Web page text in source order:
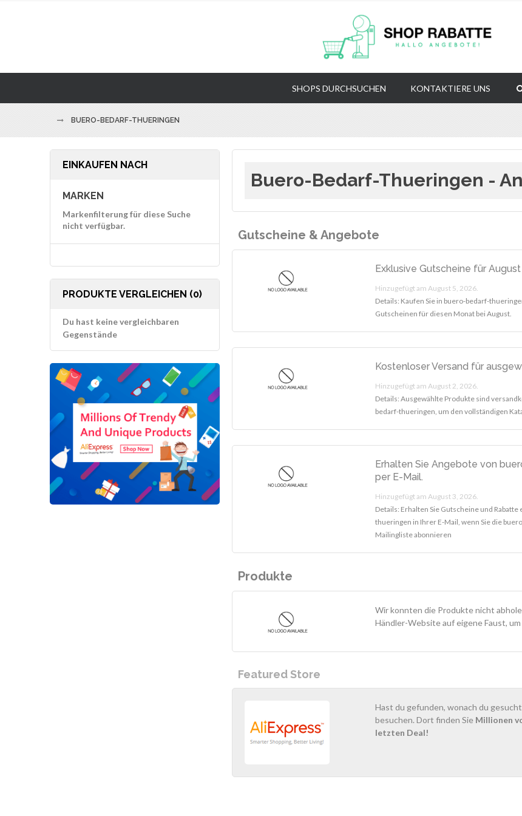
SHOPS DURCHSUCHEN KONTAKTIERE UNS
BUERO-BEDARF-THUERINGEN
Buero-Bedarf-Thueringen -
Gutscheine & Angebote
Exklusive Gutscheine für August
Hinzugefügt am August 5, 2026.
Details: Kaufen Sie in buero-bedarf-
Gutscheinen für diesen Monat bei August.
Kostenloser Versand für
Hinzugefügt am August 2, 2026.
Details: Ausgewählte Produkte sind
bedarf-thueringen, um den vollständigen
Erhalten Sie Angebote von
per E-Mail.
Hinzugefügt am August 3, 2026.
Details: Erhalten Sie Gutscheine und
thueringen in Ihrer E-Mail, wenn Sie die
Mailingliste abonnieren
Produkte
Wir konnten die Produkte nicht
Händler-Website auf eigene Faust,
Featured Store
Hast du gefunden, wonach du
besuchen. Dort finden Sie Millionen
letzten Deal!
EINKAUFEN NACH
MARKEN
Markenfilterung für diese Suche
nicht verfügbar.
PRODUKTE VERGLEICHEN (0)
Du hast keine vergleichbaren
Gegenstände